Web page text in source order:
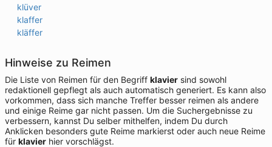
klüver
klaffer
kläffer
Hinweise zu Reimen
Die Liste von Reimen für den Begriff klavier sind sowohl
redaktionell gepflegt als auch automatisch generiert. Es kann also
vorkommen, dass sich manche Treffer besser reimen als andere
und einige Reime gar nicht passen. Um die Suchergebnisse zu
verbessern, kannst Du selber mithelfen, indem Du durch
Anklicken besonders gute Reime markierst oder auch neue Reime
für klavier hier vorschlägst.